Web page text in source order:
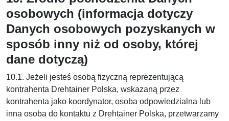
osobowych (informacja dotyczy
Danych osobowych pozyskanych w
sposób inny niż od osoby, której
dane dotyczą)
10.1. Jeżeli jesteś osobą fizyczną reprezentującą
kontrahenta Drehtainer Polska, wskazaną przez
kontrahenta jako koordynator, osoba odpowiedzialna lub
inna osoba do kontaktu z Drehtainer Polska, przetwarzamy